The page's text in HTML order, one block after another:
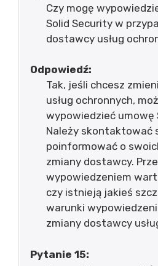
Czy mogę
Solid Security w
dostawcy usług
Odpowiedź:
Tak, jeśli chcesz
usług ochronnych,
wypowiedzieć umowę
Należy skontaktować
poinformować o
zmiany dostawcy.
wypowiedzeniem
czy istnieją jakieś
warunki
zmiany dostawcy
Pytanie 15: